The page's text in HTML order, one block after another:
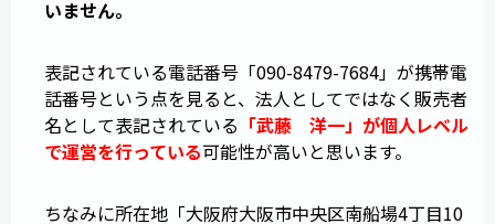
いません。
表記されている電話番号「090-8479-7684」が携帯電
話番号という点を見ると、法人としてではなく販売者
名として表記されている 「武藤 洋一」が個人レベル
で運営を行っている可能性が高いと思います。
ちなみに所在地「大阪府大阪市中央区南船場4丁目10